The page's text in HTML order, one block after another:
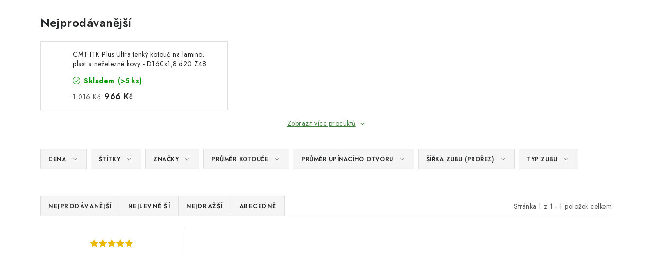
Nejprodávanější
CMT ITK Plus Ultra tenký kotouč na lamino,
plast a neželezné kovy - D160x1,8 d20 Z48
Skladem (>5 ks)
1 016 Kč 966 Kč
Zobrazit více produktů
CENA ŠTÍTKY ZNAČKY PRŮMĚR KOTOUČE PRŮMĚR UPÍNACÍHO OTVORU ŠÍŘKA ZUBU (PROŘEZ) TYP ZUBU
Stránka 1 z 1 - 1 položek celkem
Ř
a
NEJPRODÁVANĚJŠÍ NEJLEVNĚJŠÍ NEJDRAŽŠÍ ABECEDNĚ